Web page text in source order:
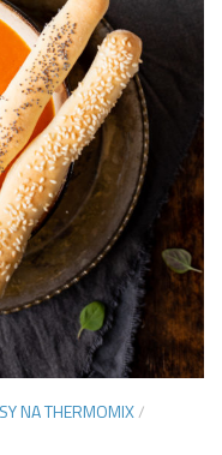
NA THERMOMIX/